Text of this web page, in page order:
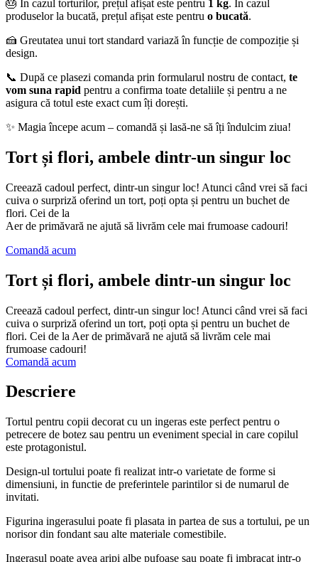
🎂 În cazul torturilor, prețul afișat este pentru 1 kg. În cazul
produselor la bucată, prețul afișat este pentru o bucată.
🍰 Greutatea unui tort standard variază în funcție de compoziție și
design.
📞 După ce plasezi comanda prin formularul nostru de contact, te
vom suna rapid pentru a confirma toate detaliile și pentru a ne
asigura că totul este exact cum îți dorești.
✨ Magia începe acum – comandă și lasă-ne să îți îndulcim ziua!
Tort și flori, ambele dintr-un singur loc
Creează cadoul perfect, dintr-un singur loc! Atunci când vrei să faci
cuiva o surpriză oferind un tort, poți opta și pentru un buchet de
flori. Cei de la
Aer de primăvară ne ajută să livrăm cele mai frumoase cadouri!
Comandă acum
Tort și flori, ambele dintr-un singur loc
Creează cadoul perfect, dintr-un singur loc! Atunci când vrei să faci
cuiva o surpriză oferind un tort, poți opta și pentru un buchet de
flori. Cei de la Aer de primăvară ne ajută să livrăm cele mai
frumoase cadouri!
Comandă acum
Descriere
Tortul pentru copii decorat cu un ingeras este perfect pentru o
petrecere de botez sau pentru un eveniment special in care copilul
este protagonistul.
Design-ul tortului poate fi realizat intr-o varietate de forme si
dimensiuni, in functie de preferintele parintilor si de numarul de
invitati.
Figurina ingerasului poate fi plasata in partea de sus a tortului, pe un
norisor din fondant sau alte materiale comestibile.
Ingerasul poate avea aripi albe pufoase sau poate fi imbracat intr-o